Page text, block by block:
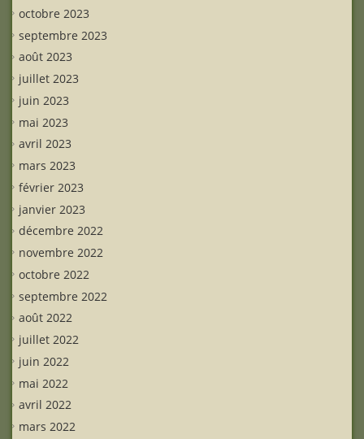
octobre 2023
septembre 2023
août 2023
juillet 2023
juin 2023
mai 2023
avril 2023
mars 2023
février 2023
janvier 2023
décembre 2022
novembre 2022
octobre 2022
septembre 2022
août 2022
juillet 2022
juin 2022
mai 2022
avril 2022
mars 2022